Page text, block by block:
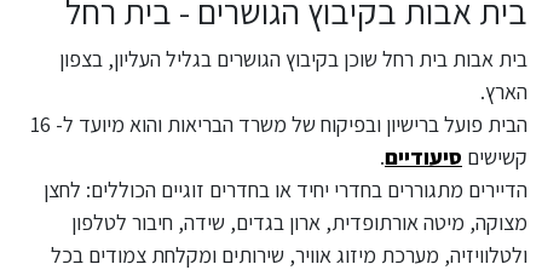
בית אבות בקיבוץ הגושרים - בית רחל
בית אבות בית רחל שוכן בקיבוץ הגושרים בגליל העליון, בצפון
הארץ.
הבית פועל ברישיון ובפיקוח של משרד הבריאות והוא מיועד ל- 16
קשישים סיעודיים.
הדיירים מתגוררים בחדרי יחיד או בחדרים זוגיים הכוללים: לחצן
מצוקה, מיטה אורתופדית, ארון בגדים, שידה, חיבור לטלפון
ולטלוויזיה, מערכת מיזוג אוויר, שירותים ומקלחת צמודים בכל